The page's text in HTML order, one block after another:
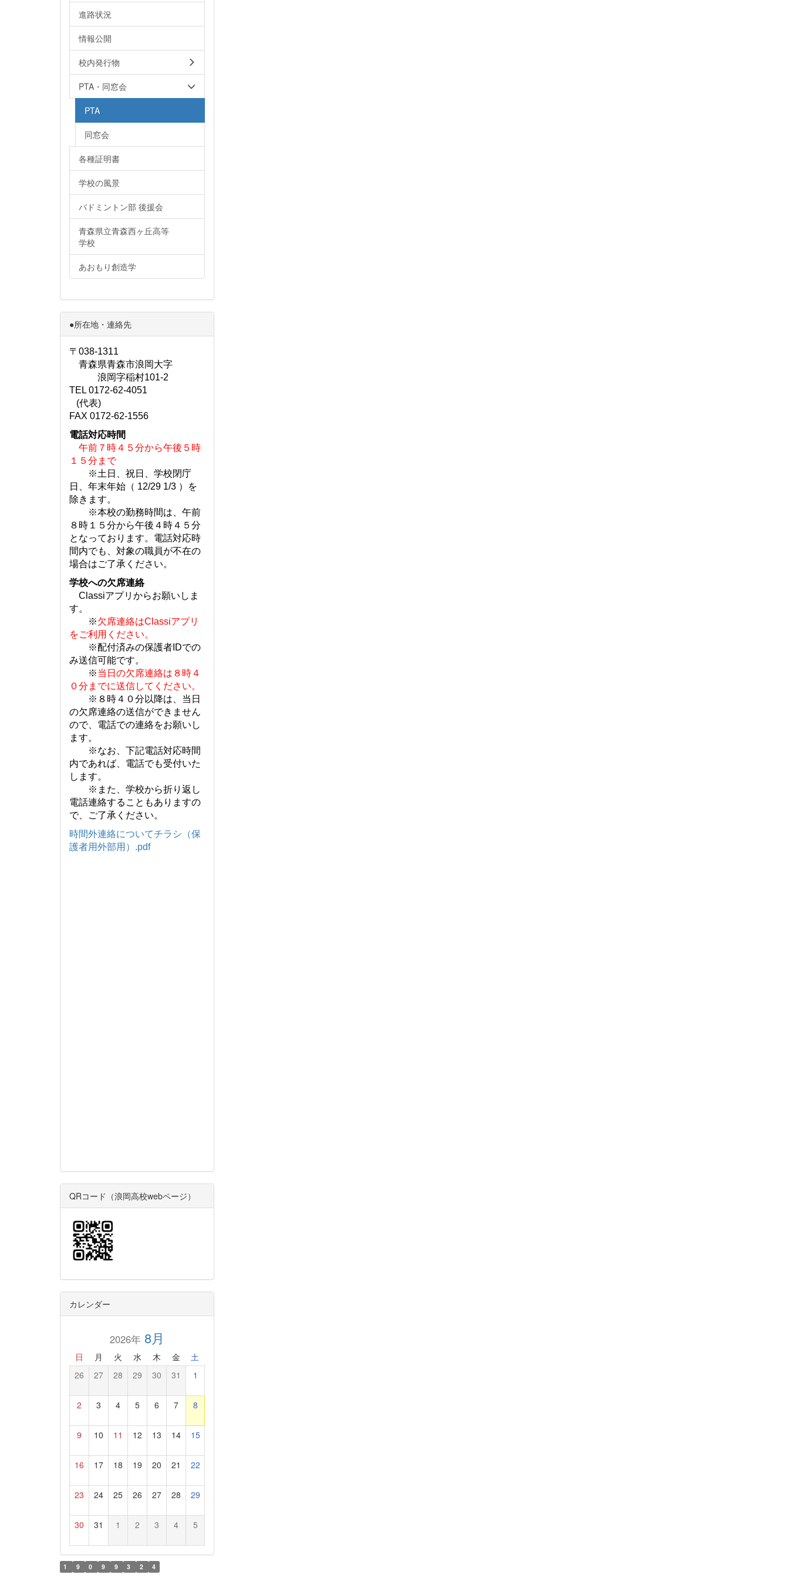
進路状況
情報公開
校内発行物
PTA・同窓会
PTA
同窓会
各種証明書
学校の風景
バドミントン部 後援会
青森県立青森西ヶ丘高等
学校
あおもり創造学
●所在地・連絡先
〒038-1311
青森県青森市浪岡大字
浪岡字稲村101-2
TEL 0172-62-4051
(代表)
FAX 0172-62-1556
電話対応時間
午前７時４５分から午後５時
１５分まで
※土日、祝日、学校閉庁
日、年末年始（ 12/29 1/3 ）を
除きます。
※本校の勤務時間は、午前
８時１５分から午後４時４５分
となっております。電話対応時
間内でも、対象の職員が不在の
場合はご了承ください。
学校への欠席連絡
Classiアプリからお願いしま
す。
※欠席連絡はClassiアプリ
をご利用ください。
※配付済みの保護者IDでの
み送信可能です。
※当日の欠席連絡は８時４
０分までに送信してください。
※８時４０分以降は、当日
の欠席連絡の送信ができません
ので、電話での連絡をお願いし
ます。
※なお、下記電話対応時間
内であれば、電話でも受付いた
します。
※また、学校から折り返し
電話連絡することもありますの
で、ご了承ください。
時間外連絡についてチラシ（保
護者用外部用）.pdf
QRコード（浪岡高校webページ）
カレンダー
2026年8月
日 月 火 水 木 金 土
26 27 28 29 30 31 1
2 3 4 5 6 7 8
9 10 11 12 13 14 15
16 17 18 19 20 21 22
23 24 25 26 27 28 29
30 31 1 2 3 4 5
1 9 0 9 9 3 2 4